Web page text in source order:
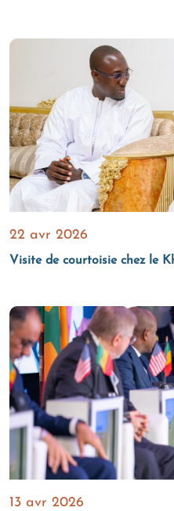
22 avr 2026
Visite de courtoisie chez le
13 avr 2026